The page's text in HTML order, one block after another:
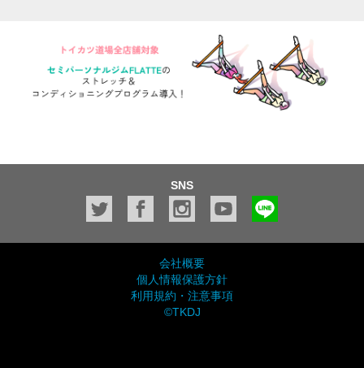
SNS
会社概要
個人情報保護方針
利用規約・注意事項
©TKDJ